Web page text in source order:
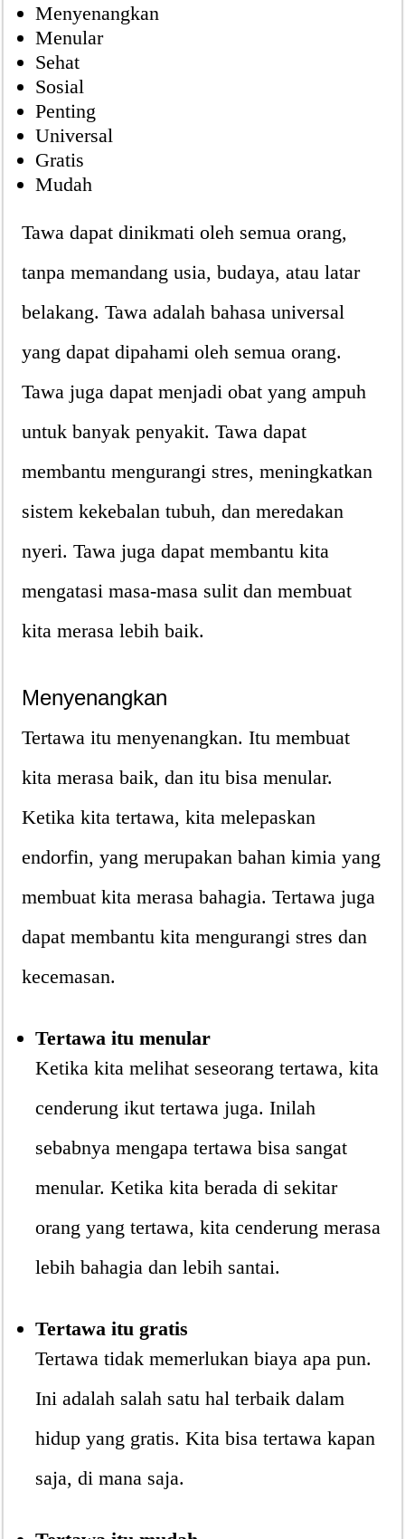
Menyenangkan
Menular
Sehat
Sosial
Penting
Universal
Gratis
Mudah
Tawa dapat dinikmati oleh semua orang,
tanpa memandang usia, budaya, atau latar
belakang. Tawa adalah bahasa universal
yang dapat dipahami oleh semua orang.
Tawa juga dapat menjadi obat yang ampuh
untuk banyak penyakit. Tawa dapat
membantu mengurangi stres, meningkatkan
sistem kekebalan tubuh, dan meredakan
nyeri. Tawa juga dapat membantu kita
mengatasi masa-masa sulit dan membuat
kita merasa lebih baik.
Menyenangkan
Tertawa itu menyenangkan. Itu membuat
kita merasa baik, dan itu bisa menular.
Ketika kita tertawa, kita melepaskan
endorfin, yang merupakan bahan kimia yang
membuat kita merasa bahagia. Tertawa juga
dapat membantu kita mengurangi stres dan
kecemasan.
Tertawa itu menular
Ketika kita melihat seseorang tertawa, kita
cenderung ikut tertawa juga. Inilah
sebabnya mengapa tertawa bisa sangat
menular. Ketika kita berada di sekitar
orang yang tertawa, kita cenderung merasa
lebih bahagia dan lebih santai.
Tertawa itu gratis
Tertawa tidak memerlukan biaya apa pun.
Ini adalah salah satu hal terbaik dalam
hidup yang gratis. Kita bisa tertawa kapan
saja, di mana saja.